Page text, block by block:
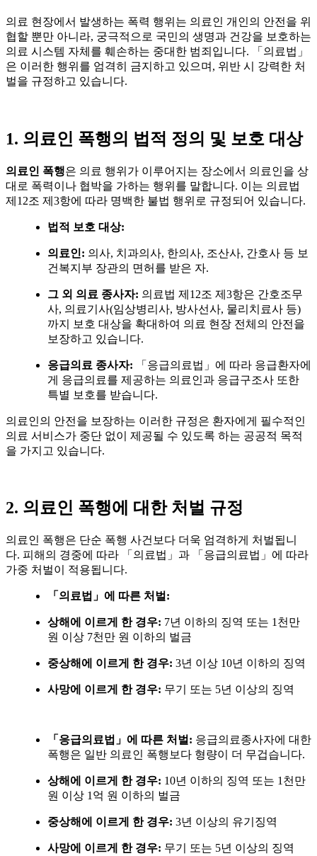
의료 현장에서 발생하는 폭력 행위는 의료인 개인의 안전을 위
협할 뿐만 아니라, 궁극적으로 국민의 생명과 건강을 보호하는
의료 시스템 자체를 훼손하는 중대한 범죄입니다.
「의료법」
은 이러한 행위를 엄격히 금지하고 있으며 , 위반 시 강력한 처
벌을 규정하고 있습니다.
1. 의료인 폭행의 법적 정의 및 보호 대상
의료인 폭행은 의료 행위가 이루어지는 장소에서 의료인을 상
대로 폭력이나 협박을 가하는 행위를 말합니다. 이는 의료법
제 12조 제 3항에 따라 명백한 불법 행위로 규정되어 있습니다.
법적 보호 대상:
의료인: 의사, 치과의사, 한의사, 조산사, 간호사 등 보
건복지부 장관의 면허를 받은 자.
그 외 의료 종사자: 의료법 제 12조 제 3항은 간호조무
사, 의료기사(임상병리사, 방사선사, 물리치료사 등)
까지 보호 대상을 확대하여 의료 현장 전체의 안전을
보장하고 있습니다.
응급의료 종사자:
「응급의료법」에 따라 응급환자에
게 응급의료를 제공하는 의료인과 응급구조사 또한
특별 보호를 받습니다.
의료인의 안전을 보장하는 이러한 규정은 환자에게 필수적인
의료 서비스가 중단 없이 제공될 수 있도록 하는 공공적 목적
을 가지고 있습니다.
2. 의료인 폭행에 대한 처벌 규정
의료인 폭행은 단순 폭행 사건보다 더욱 엄격하게 처벌됩니
다. 피해의 경중에 따라 「의료법」과 「응급의료법」에 따라
가중 처벌이 적용됩니다.
「의료법」에 따른 처벌 :
상해에 이르게 한 경우: 7년 이하의 징역 또는 1 천만
원 이상7천만 원 이하의 벌금
중상해에 이르게 한 경우: 3년 이상10년 이하의 징역
사망에 이르게 한 경우: 무기 또는 5년 이상의 징역
「응급의료법」에 따른 처벌 : 응급의료종사자에 대한
폭행은 일반 의료인 폭행보다 형량이 더 무겁습니다.
상해에 이르게 한 경우: 10년 이하의 징역 또는 1 천만
원 이상1 억 원 이하의 벌금
중상해에 이르게 한 경우: 3년 이상의 유기징역
사망에 이르게 한 경우: 무기 또는 5년 이상의 징역